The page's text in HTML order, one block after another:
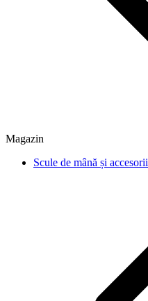
Magazin
Scule de mână și accesorii